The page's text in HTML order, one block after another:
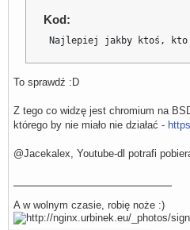
Kod:
Najlepiej jakby ktoś, kto
To sprawdź :D
Z tego co widzę jest chromium na
którego by nie miało nie działać -
@Jacekalex, Youtube-dl potrafi
A w wolnym czasie, robię noże :)